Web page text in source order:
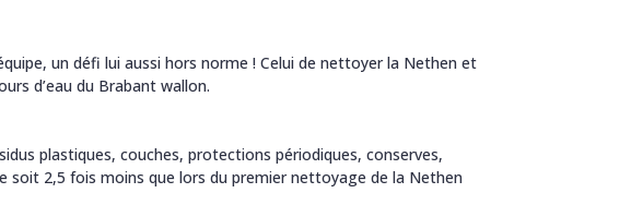
un défi lui aussi hors norme ! Celui de nettoyer la Nethen et
d’eau du Brabant wallon.
plastiques, couches, protections périodiques, conserves,
soit 2,5 fois moins que lors du premier nettoyage de la Nethen